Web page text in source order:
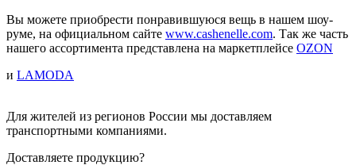
Вы можете приобрести понравившуюся вещь в нашем шоу-
руме, на официальном сайте www.cashenelle.com. Так же часть
нашего ассортимента представлена на маркетплейсе OZON
и LAMODA
Для жителей из регионов России мы доставляем
транспортными компаниями.
Доставляете продукцию?